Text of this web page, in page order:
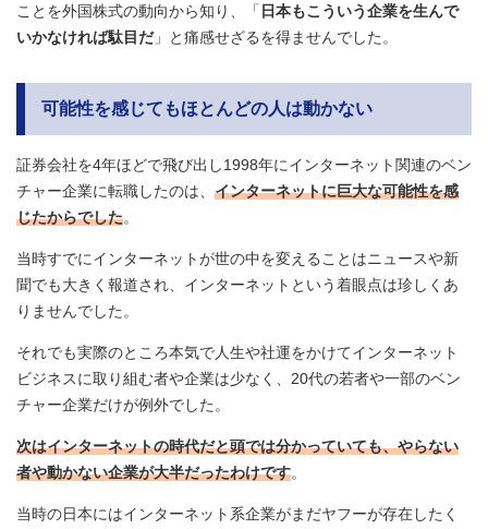
ことを外国株式の動向から知り、「 日本もこういう企業を生んで
いかなければ駄目だ」と痛感せざるを得ませんでした。
可能性を感じてもほとんどの人は動かない
証券会社を4年ほどで飛び出し1998年にインターネット関連のベン
チャー企業に転職したのは、 インターネットに巨大な可能性を感
じたからでした。
当時すでにインターネットが世の中を変えることはニュースや新
聞でも大きく報道され、インターネットという着眼点は珍しくあ
りませんでした。
それでも実際のところ本気で人生や社運をかけてインターネット
ビジネスに取り組む者や企業は少なく、20代の若者や一部のベン
チャー企業だけが例外でした。
次はインターネットの時代だと頭では分かっていても、やらない
者や動かない企業が大半だったわけです。
当時の日本にはインターネット系企業がまだヤフーが存在したく